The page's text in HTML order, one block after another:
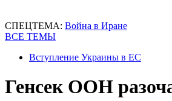
СПЕЦТЕМА: Война в Иране
ВСЕ ТЕМЫ
Вступление Украины в ЕС
Генсек ООН